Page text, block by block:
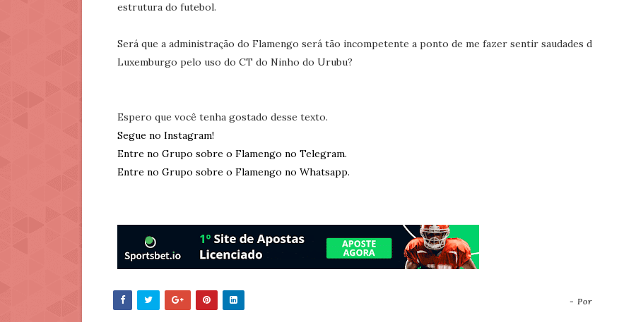
estrutura do futebol.
Será que a administração do Flamengo será tão incompetente a ponto de me fazer sentir saudades do
Luxemburgo pelo uso do CT do Ninho do Urubu?
Espero que você tenha gostado desse texto.
Segue no Instagram!
Entre no Grupo sobre o Flamengo no Telegram.
Entre no Grupo sobre o Flamengo no Whatsapp.
- Por